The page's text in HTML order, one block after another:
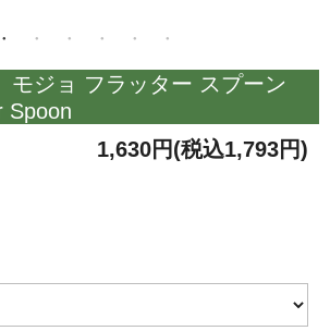
モジョ フラッター スプーン
Spoon
1,630円(税込1,793円)